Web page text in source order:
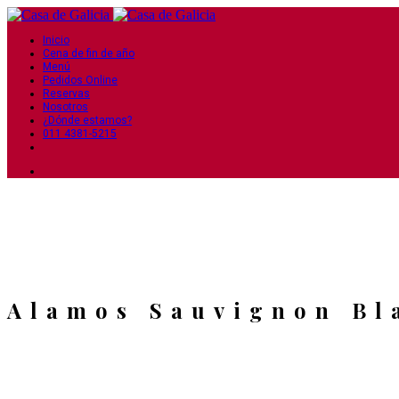
Inicio
Cena de fin de año
Menú
Pedidos Online
Reservas
Nosotros
¿Dónde estamos?
011 4381-5215
Alamos Sauvignon